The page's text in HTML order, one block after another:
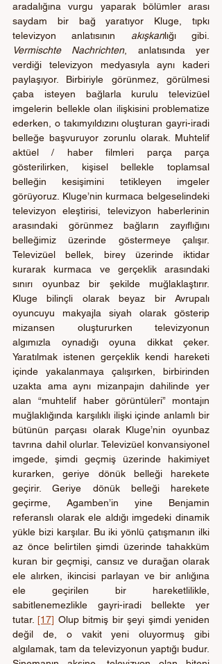
aradalığına vurgu yaparak bölümler arası
saydam bir bağ yaratıyor Kluge, tıpkı
televizyon anlatısının akışkan
Vermischte Nachrichten, anlatısında yer
verdiği televizyon medyasıyla aynı kaderi
paylaşıyor. Birbiriyle görünmez, görülmesi
çaba isteyen bağlarla kurulu televizüel
imgelerin bellekle olan ilişkisini problematize
ederken, o takımyıldızını oluşturan gayri-iradi
belleğe başvuruyor zorunlu olarak. Muhtelif
aktüel / haber filmleri parça parça
gösterilirken, kişisel bellekle toplamsal
belleğin kesişimini tetikleyen imgeler
görüyoruz. Kluge’nin kurmaca belgeselindeki
televizyon eleştirisi, televizyon haberlerinin
arasındaki görünmez bağların zayıflığını
belleğimiz üzerinde göstermeye çalışır.
Televizüel bellek, birey üzerinde iktidar
kurarak kurmaca ve gerçeklik arasındaki
sınırı oyunbaz bir şekilde muğlaklaştırır.
Kluge bilinçli olarak beyaz bir Avrupalı
oyuncuyu makyajla siyah olarak gösterip
mizansen oluştururken televizyonun
algımızla oynadığı oyuna dikkat çeker.
Yaratılmak istenen gerçeklik kendi hareketi
içinde yakalanmaya çalışırken, birbirinden
uzakta ama aynı mizanpajın dahilinde yer
alan “muhtelif haber görüntüleri” montajın
muğlaklığında karşılıklı ilişki içinde anlamlı bir
bütünün parçası olarak Kluge’nin oyunbaz
tavrına dahil olurlar. Televizüel konvansiyonel
imgede, şimdi geçmiş üzerinde hakimiyet
kurarken, geriye dönük belleği harekete
geçirir. Geriye dönük belleği harekete
geçirme, Agamben’in yine Benjamin
referanslı olarak ele aldığı imgedeki dinamik
yükle bizi karşılar. Bu iki yönlü çatışmanın ilki
az önce belirtilen şimdi üzerinde tahakküm
kuran bir geçmişi, cansız ve durağan olarak
ele alırken, ikincisi parlayan ve bir anlığına
ele geçirilen bir hareketlilikle,
sabitlenemezlikle gayri-iradi bellekte yer
tutar. [17] Olup bitmiş bir şeyi şimdi yeniden
değil de, o vakit yeni oluyormuş gibi
algılamak, tam da televizyonun yaptığı budur.